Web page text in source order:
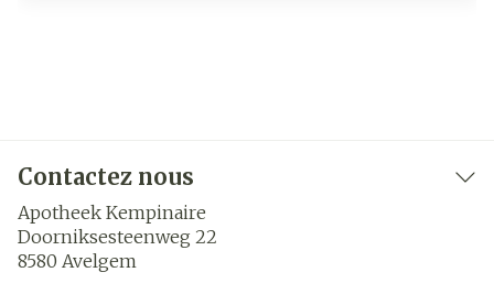
Contactez nous
Apotheek Kempinaire
Doorniksesteenweg 22
8580 Avelgem